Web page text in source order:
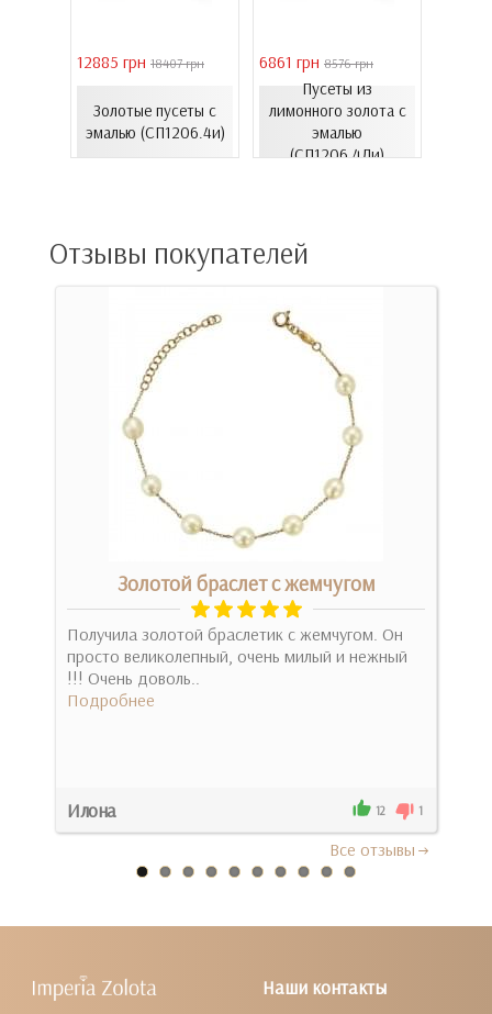
12885 грн 18407 грн
Золотые пусеты с
эмалью (СП1206.4и)
6861 грн 8576 грн
Пусеты из
лимонного золота с
эмалью
(СП1206.4Ли)
Отзывы покупателей
Золотой браслет с жемчугом
Получила золотой браслетик с жемчугом. Он
просто великолепный, очень милый и нежный
!!! Очень доволь..
Подробнее
Илона 12 1
Все отзывы
Наши контакты